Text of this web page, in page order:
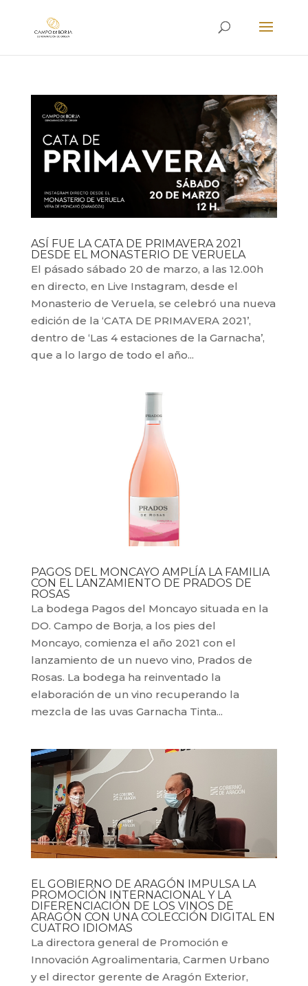
ASÍ FUE LA CATA DE PRIMAVERA 2021
DESDE EL MONASTERIO DE VERUELA
El pásado sábado 20 de marzo, a las 12.00h
en directo, en Live Instagram, desde el
Monasterio de Veruela, se celebró una nueva
edición de la ‘CATA DE PRIMAVERA 2021’,
dentro de ‘Las 4 estaciones de la Garnacha’,
que a lo largo de todo el año...
PAGOS DEL MONCAYO AMPLÍA LA FAMILIA
CON EL LANZAMIENTO DE PRADOS DE
ROSAS
La bodega Pagos del Moncayo situada en la
DO. Campo de Borja, a los pies del
Moncayo, comienza el año 2021 con el
lanzamiento de un nuevo vino, Prados de
Rosas. La bodega ha reinventado la
elaboración de un vino recuperando la
mezcla de las uvas Garnacha Tinta...
EL GOBIERNO DE ARAGÓN IMPULSA LA
PROMOCIÓN INTERNACIONAL Y LA
DIFERENCIACIÓN DE LOS VINOS DE
ARAGÓN CON UNA COLECCIÓN DIGITAL EN
CUATRO IDIOMAS
La directora general de Promoción e
Innovación Agroalimentaria, Carmen Urbano
y el director gerente de Aragón Exterior,